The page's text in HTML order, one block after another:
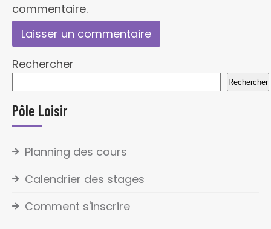
commentaire.
Rechercher
Rechercher
Pôle Loisir
Planning des cours
Calendrier des stages
Comment s'inscrire